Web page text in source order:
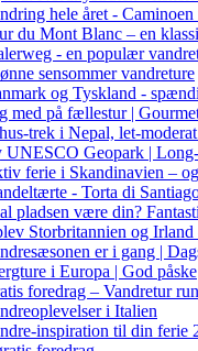
hele året -
du Mont Blanc – en
- en populær
sensommer vandreture
og Tyskland -
med på fællestur |
trek i Nepal, let-
UNESCO Geopark |
ferie i Skandinavien –
- Torta di
pladsen være din?
Storbritannien og
er i gang |
i Europa | God påske
foredrag – Vandretur
i Italien
inspiration til din ferie